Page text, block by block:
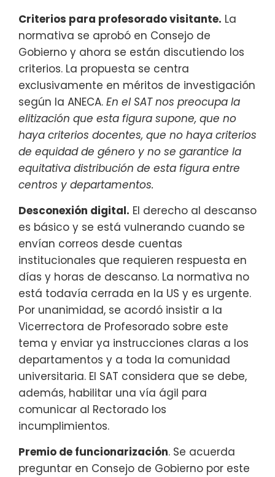
Criterios para profesorado visitante. La
normativa se aprobó en Consejo de
Gobierno y ahora se están discutiendo los
criterios. La propuesta se centra
exclusivamente en méritos de investigación
según la ANECA. En el SAT nos preocupa la
elitización que esta figura supone, que no
haya criterios docentes, que no haya criterios
de equidad de género y no se garantice la
equitativa distribución de esta figura entre
centros y departamentos.
Desconexión digital. El derecho al descanso
es básico y se está vulnerando cuando se
envían correos desde cuentas
institucionales que requieren respuesta en
días y horas de descanso. La normativa no
está todavía cerrada en la US y es urgente.
Por unanimidad, se acordó insistir a la
Vicerrectora de Profesorado sobre este
tema y enviar ya instrucciones claras a los
departamentos y a toda la comunidad
universitaria. El SAT considera que se debe,
además, habilitar una vía ágil para
comunicar al Rectorado los
incumplimientos.
Premio de funcionarización. Se acuerda
preguntar en Consejo de Gobierno por este